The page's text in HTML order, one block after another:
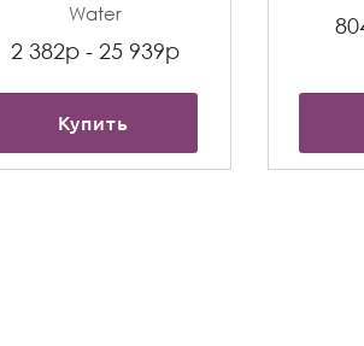
Water
2 382р - 25 939р
Купить